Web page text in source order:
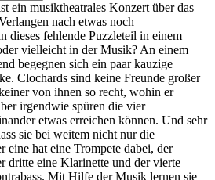
ein musiktheatrales Konzert über das
nach etwas noch
dieses fehlende Puzzleteil in einem
vielleicht in der Musik? An einem
begegnen sich ein paar kauzige
Clochards sind keine Freunde großer
von ihnen so recht, wohin er
irgendwie spüren die vier
etwas erreichen können. Und sehr
sie bei weitem nicht nur die
eine hat eine Trompete dabei, der
dritte eine Klarinette und der vierte
Mit Hilfe der Musik lernen sie